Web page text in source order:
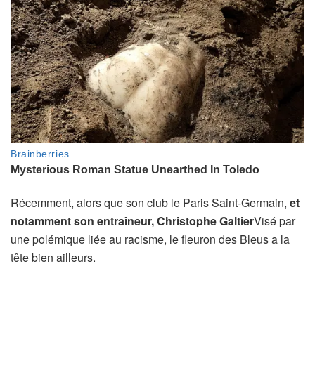
Récemment, alors que son club le Paris Saint-Germain, et
notamment son entraîneur, Christophe GaltierVisé par
une polémique liée au racisme, le fleuron des Bleus a la
tête bien ailleurs.